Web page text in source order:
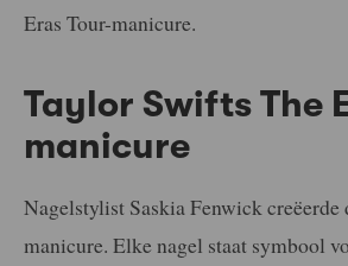
Eras Tour-manicure.
Taylor Swifts The
manicure
Nagelstylist Saskia Fenwick
manicure. Elke nagel staat symbool